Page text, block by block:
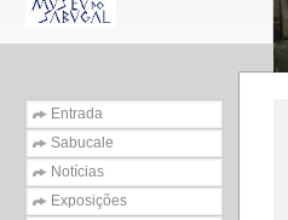
Entrada
Sabucale
Notícias
Exposições